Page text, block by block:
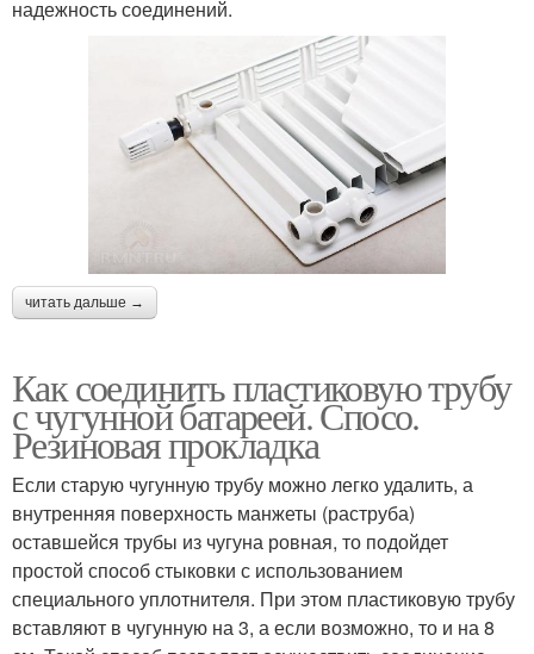
надежность соединений.
читать дальше →
Как соединить пластиковую трубу
с чугунной батареей. Спосо.
Резиновая прокладка
Если старую чугунную трубу можно легко удалить, а
внутренняя поверхность манжеты (раструба)
оставшейся трубы из чугуна ровная, то подойдет
простой способ стыковки с использованием
специального уплотнителя. При этом пластиковую трубу
вставляют в чугунную на 3, а если возможно, то и на 8